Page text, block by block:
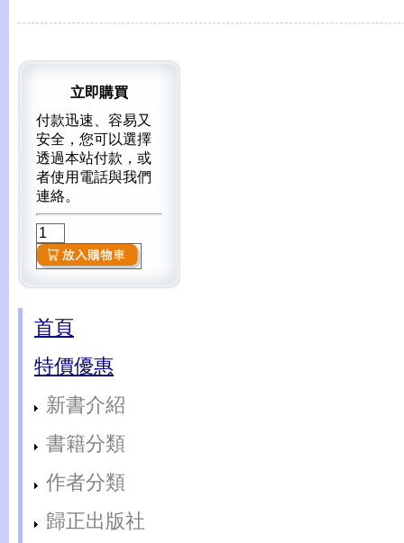
立即購買
付款迅速、容易又
安全，您可以選擇
透過本站付款，或
者使用電話與我們
連絡。
首頁
特價優惠
新書介紹
書籍分類
作者分類
歸正出版社